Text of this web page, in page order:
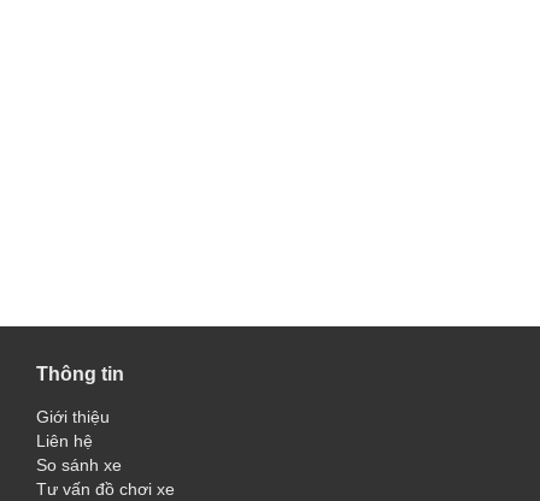
Thông tin
Giới thiệu
Liên hệ
So sánh xe
Tư vấn đồ chơi xe